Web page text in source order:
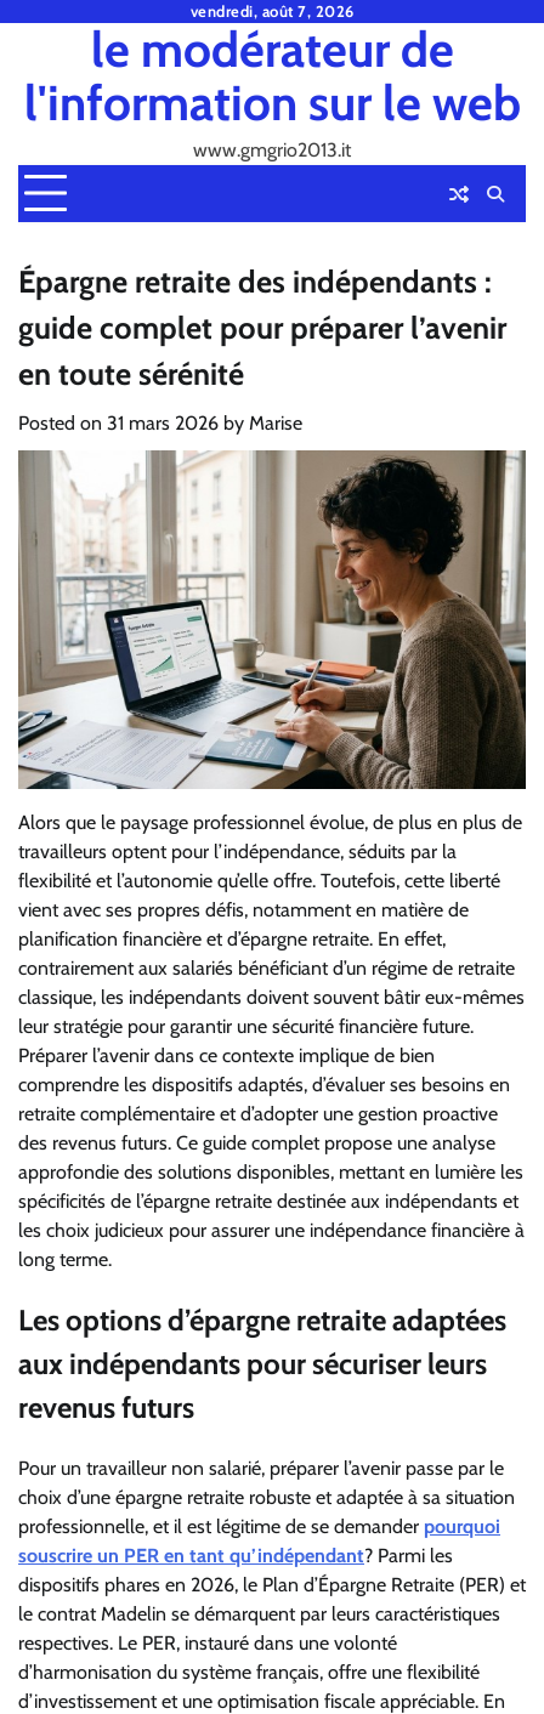
vendredi, août 7, 2026
le modérateur de
l'information sur le web
www.gmgrio2013.it
Épargne retraite des indépendants :
guide complet pour préparer l’avenir
en toute sérénité
Posted on 31 mars 2026 by Marise
Alors que le paysage professionnel évolue, de plus en plus de
travailleurs optent pour l’indépendance, séduits par la
flexibilité et l’autonomie qu’elle offre. Toutefois, cette liberté
vient avec ses propres défis, notamment en matière de
planification financière et d’épargne retraite. En effet,
contrairement aux salariés bénéficiant d’un régime de retraite
classique, les indépendants doivent souvent bâtir eux-mêmes
leur stratégie pour garantir une sécurité financière future.
Préparer l’avenir dans ce contexte implique de bien
comprendre les dispositifs adaptés, d’évaluer ses besoins en
retraite complémentaire et d’adopter une gestion proactive
des revenus futurs. Ce guide complet propose une analyse
approfondie des solutions disponibles, mettant en lumière les
spécificités de l’épargne retraite destinée aux indépendants et
les choix judicieux pour assurer une indépendance financière à
long terme.
Les options d’épargne retraite adaptées
aux indépendants pour sécuriser leurs
revenus futurs
Pour un travailleur non salarié, préparer l’avenir passe par le
choix d’une épargne retraite robuste et adaptée à sa situation
professionnelle, et il est légitime de se demander pourquoi
souscrire un PER en tant qu’indépendant? Parmi les
dispositifs phares en 2026, le Plan d’Épargne Retraite (PER) et
le contrat Madelin se démarquent par leurs caractéristiques
respectives. Le PER, instauré dans une volonté
d’harmonisation du système français, offre une flexibilité
d’investissement et une optimisation fiscale appréciable. En